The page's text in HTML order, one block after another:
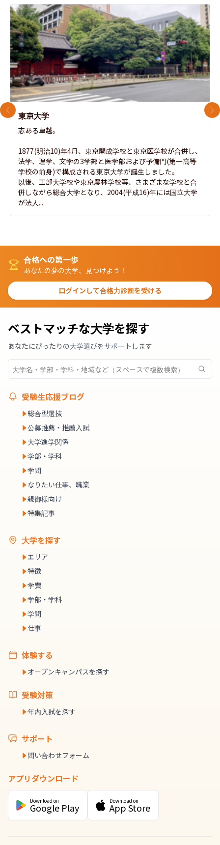
東京大学
志ある卓越。
1877(明治10)年4月、東京開成学校と東京医学校が合併し、
法学、理学、文学の3学部と医学部および予備門(第一高等
学校の前身)で構成される東京大学が誕生しました。
以後、工部大学校や東京農林学校等、さまざまな学校と合
併しながら総合大学となり、2004(平成16)年には国立大学
が法人...
前のスライド 次
合格への第一歩
あなたの夢の大学、見つけよう！
ログインして合格力診断を受ける
ベストマッチな大学を探す
あなたにぴったりの大学選びをサポートします
受験生応援ブログ
総合型選抜
公募推薦・推薦入試
大学進学関係
学部・学科
学問
なりたい仕事、職業
親御様向け
特集記事
大学を探す
エリア
特徴
学費
学部・学科
学問
仕事
体験する
オープンキャンパスを探す
受験対策
年内入試を探す
サポート
問い合わせフォーム
アプリダウンロード
Download on
Google Play
Download on
App Store